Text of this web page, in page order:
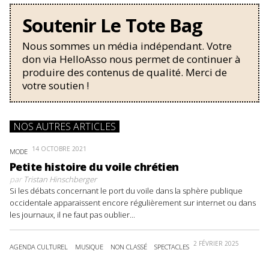
Soutenir Le Tote Bag
Nous sommes un média indépendant. Votre
don via HelloAsso nous permet de continuer à
produire des contenus de qualité. Merci de
votre soutien !
NOS AUTRES ARTICLES
MODE 14 OCTOBRE 2021
Petite histoire du voile chrétien
parTristan Hinschberger
Si les débats concernant le port du voile dans la sphère publique
occidentale apparaissent encore régulièrement sur internet ou dans
les journaux, il ne faut pas oublier...
AGENDA CULTUREL MUSIQUE NON CLASSÉ SPECTACLES 2 FÉVRIER 2025